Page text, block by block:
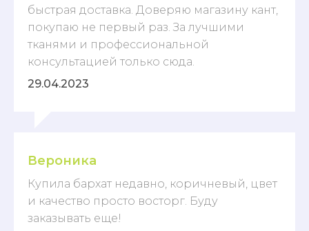
быстрая доставка. Доверяю магазину кант,
покупаю не первый раз. За лучшими
тканями и профессиональной
консультацией только сюда.
29.04.2023
Вероника
Купила бархат недавно, коричневый, цвет
и качество просто восторг. Буду
заказывать еще!